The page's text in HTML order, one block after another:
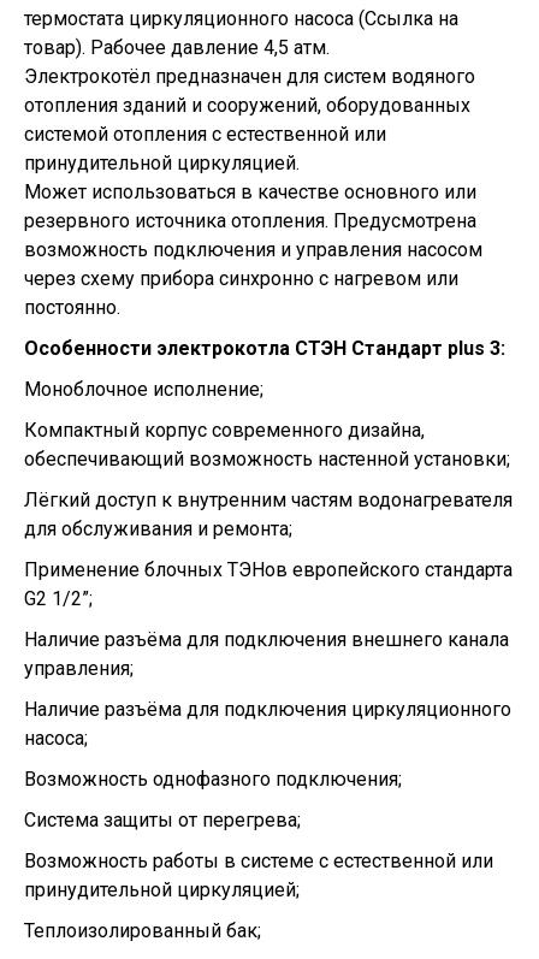
термостата циркуляционного насоса (Ссылка на
товар). Рабочее давление 4,5 атм.
Электрокотёл предназначен для систем водяного
отопления зданий и сооружений, оборудованных
системой отопления с естественной или
принудительной циркуляцией.
Может использоваться в качестве основного или
резервного источника отопления. Предусмотрена
возможность подключения и управления насосом
через схему прибора синхронно с нагревом или
постоянно.
Особенности электрокотла СТЭН Стандарт plus 3:
Моноблочное исполнение;
Компактный корпус современного дизайна,
обеспечивающий возможность настенной установки;
Лёгкий доступ к внутренним частям водонагревателя
для обслуживания и ремонта;
Применение блочных ТЭНов европейского стандарта
G2 1/2”;
Наличие разъёма для подключения внешнего канала
управления;
Наличие разъёма для подключения циркуляционного
насоса;
Возможность однофазного подключения;
Система защиты от перегрева;
Возможность работы в системе с естественной или
принудительной циркуляцией;
Теплоизолированный бак;